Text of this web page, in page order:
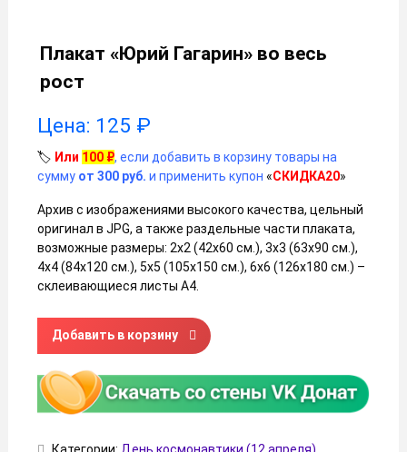
Плакат «Юрий Гагарин» во весь
рост
Цена: 125 ₽
🏷️ Или 100 ₽, если добавить в корзину товары на
сумму от 300 руб. и применить купон «СКИДКА20»
Архив с изображениями высокого качества, цельный
оригинал в JPG, а также раздельные части плаката,
возможные размеры: 2х2 (42х60 см.), 3х3 (63х90 см.),
4х4 (84х120 см.), 5х5 (105х150 см.), 6х6 (126х180 см.) –
склеивающиеся листы А4.
Количество товара Плакат «Юрий Гагарин» во весь рост
Добавить в корзину